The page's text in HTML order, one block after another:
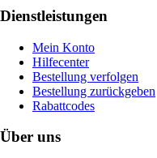
Dienstleistungen
Mein Konto
Hilfecenter
Bestellung verfolgen
Bestellung zurückgeben
Rabattcodes
Über uns